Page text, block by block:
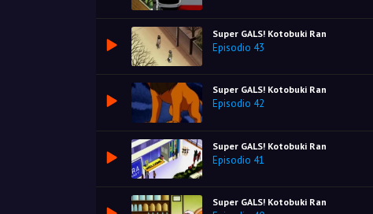
Super GALS! Kotobuki Ran
Episodio 43
Super GALS! Kotobuki Ran
Episodio 42
Super GALS! Kotobuki Ran
Episodio 41
Super GALS! Kotobuki Ran